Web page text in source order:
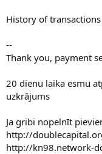
History of transactions
--
Thank you, payment
20 dienu laika esmu
uzkrājums
Ja gribi nopelnīt
http://
http://kn98.network-